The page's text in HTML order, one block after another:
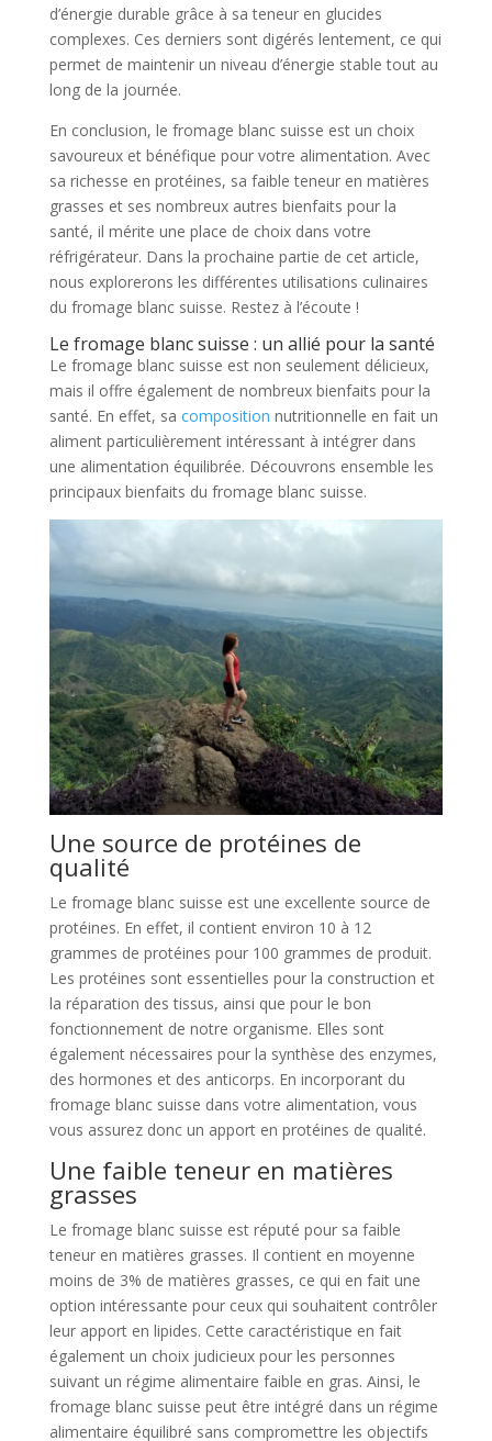
d’énergie durable grâce à sa teneur en glucides
complexes. Ces derniers sont digérés lentement, ce qui
permet de maintenir un niveau d’énergie stable tout au
long de la journée.
En conclusion, le fromage blanc suisse est un choix
savoureux et bénéfique pour votre alimentation. Avec
sa richesse en protéines, sa faible teneur en matières
grasses et ses nombreux autres bienfaits pour la
santé, il mérite une place de choix dans votre
réfrigérateur. Dans la prochaine partie de cet article,
nous explorerons les différentes utilisations culinaires
du fromage blanc suisse. Restez à l’écoute !
Le fromage blanc suisse : un allié pour la santé
Le fromage blanc suisse est non seulement délicieux,
mais il offre également de nombreux bienfaits pour la
santé. En effet, sa composition nutritionnelle en fait un
aliment particulièrement intéressant à intégrer dans
une alimentation équilibrée. Découvrons ensemble les
principaux bienfaits du fromage blanc suisse.
Une source de protéines de
qualité
Le fromage blanc suisse est une excellente source de
protéines. En effet, il contient environ 10 à 12
grammes de protéines pour 100 grammes de produit.
Les protéines sont essentielles pour la construction et
la réparation des tissus, ainsi que pour le bon
fonctionnement de notre organisme. Elles sont
également nécessaires pour la synthèse des enzymes,
des hormones et des anticorps. En incorporant du
fromage blanc suisse dans votre alimentation, vous
vous assurez donc un apport en protéines de qualité.
Une faible teneur en matières
grasses
Le fromage blanc suisse est réputé pour sa faible
teneur en matières grasses. Il contient en moyenne
moins de 3% de matières grasses, ce qui en fait une
option intéressante pour ceux qui souhaitent contrôler
leur apport en lipides. Cette caractéristique en fait
également un choix judicieux pour les personnes
suivant un régime alimentaire faible en gras. Ainsi, le
fromage blanc suisse peut être intégré dans un régime
alimentaire équilibré sans compromettre les objectifs